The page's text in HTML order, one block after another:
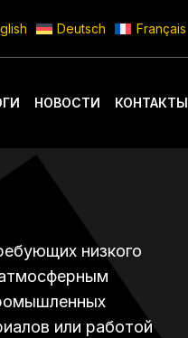
Deutsch Français
НОВОСТИ КОНТАКТЫ
низкого
или работой